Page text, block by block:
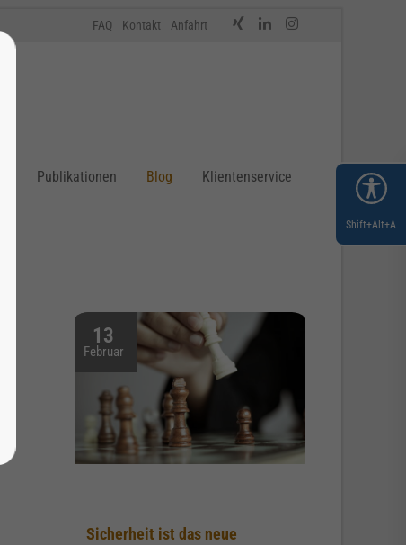
FAQ Kontakt Anfahrt
Publikationen Blog Klientenservice
13
Februar
Sicherheit ist das neue
Shift+Alt+A